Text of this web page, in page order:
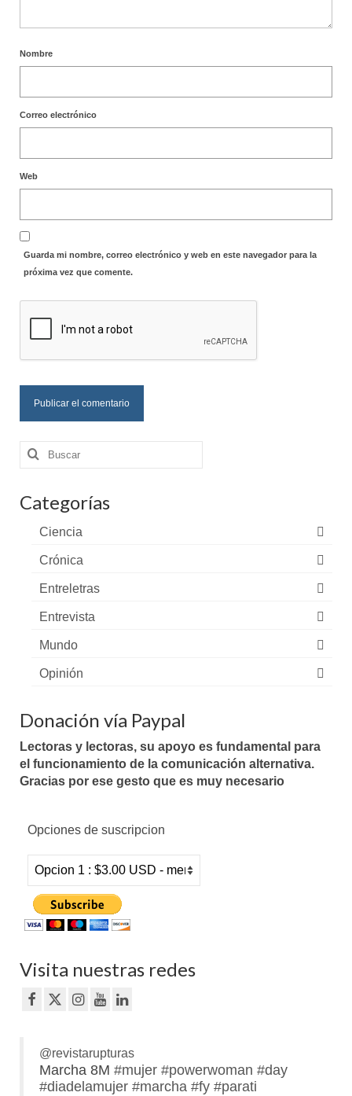
Nombre
Correo electrónico
Web
Guarda mi nombre, correo electrónico y web en este navegador para la
próxima vez que comente.
Buscar
por:
Categorías
Ciencia
Crónica
Entreletras
Entrevista
Mundo
Opinión
Donación vía Paypal
Lectoras y lectoras, su apoyo es fundamental para
el funcionamiento de la comunicación alternativa.
Gracias por ese gesto que es muy necesario
Opciones de suscripcion
Visita nuestras redes
@revistarupturas
Marcha 8M #mujer #powerwoman #day
#diadelamujer #marcha #fy #parati